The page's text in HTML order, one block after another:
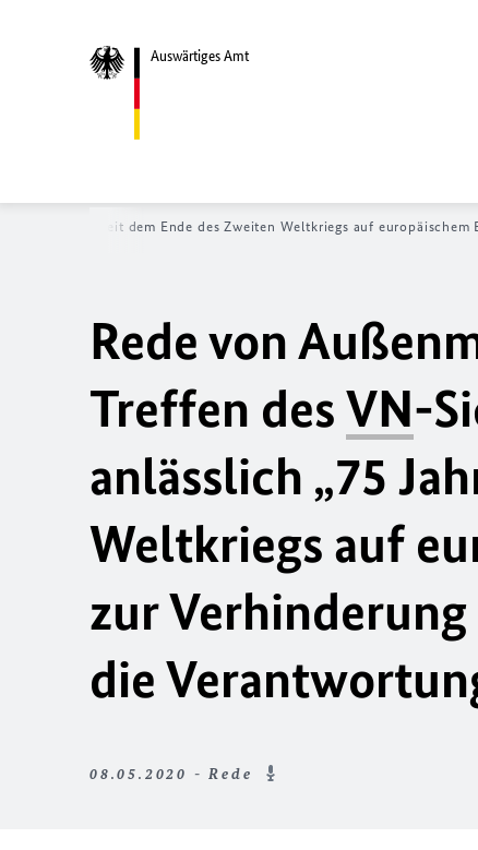
Auswärtiges Amt
„75 Jahre seit dem Ende des Zweiten Weltkriegs auf
Rede von
Treffen desVN-
anlässlich „75
Weltkriegs auf
zur
die
08.05.2020 - Rede